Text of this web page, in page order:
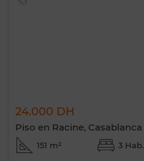
24.000 DH
Piso en Racine, Casablanca
151 m² 3 Hab.